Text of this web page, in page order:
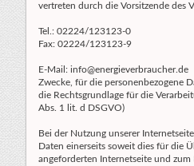
vertreten durch die Vorsitzende des
Tel.: 02224/123123-0
Fax: 02224/123123-9
E-Mail: info@energieverbraucher.de
Zwecke, für die personenbezogene
die Rechtsgrundlage für die
Abs. 1 lit. d DSGVO)
Bei der Nutzung unserer
Daten einerseits soweit dies für die
angeforderten Internetseite und zum